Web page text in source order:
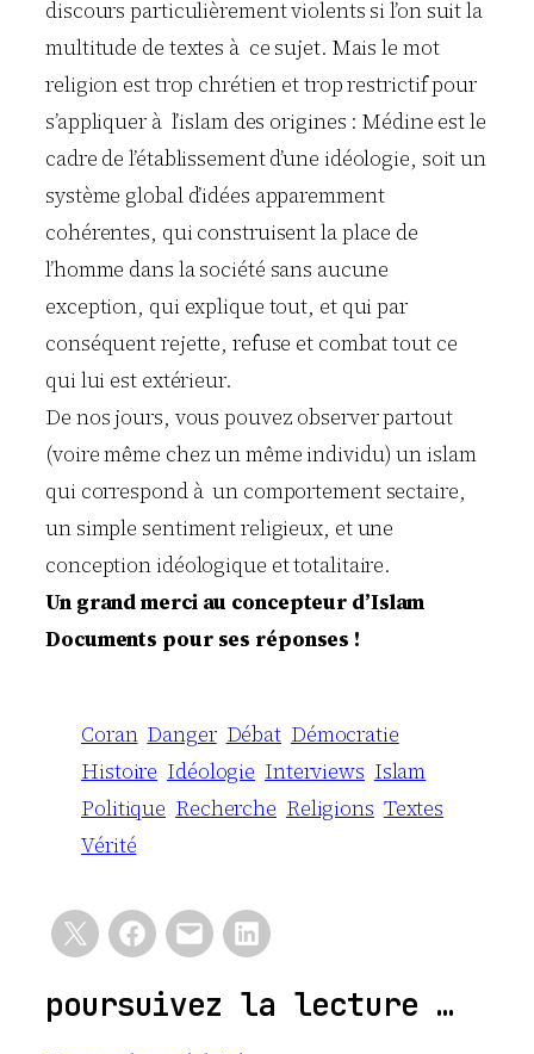
discours particulièrement violents si l’on suit la
multitude de textes à ce sujet. Mais le mot
religion est trop chrétien et trop restrictif pour
s’appliquer à l’islam des origines : Médine est le
cadre de l’établissement d’une idéologie, soit un
système global d’idées apparemment
cohérentes, qui construisent la place de
l’homme dans la société sans aucune
exception, qui explique tout, et qui par
conséquent rejette, refuse et combat tout ce
qui lui est extérieur.
De nos jours, vous pouvez observer partout
(voire même chez un même individu) un islam
qui correspond à un comportement sectaire,
un simple sentiment religieux, et une
conception idéologique et totalitaire.
Un grand merci au concepteur d’Islam
Documents pour ses réponses !
Coran Danger Débat Démocratie
Histoire Idéologie Interviews Islam
Politique Recherche Religions Textes
Vérité
poursuivez la lecture …